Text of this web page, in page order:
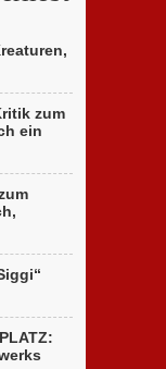
zum
ein